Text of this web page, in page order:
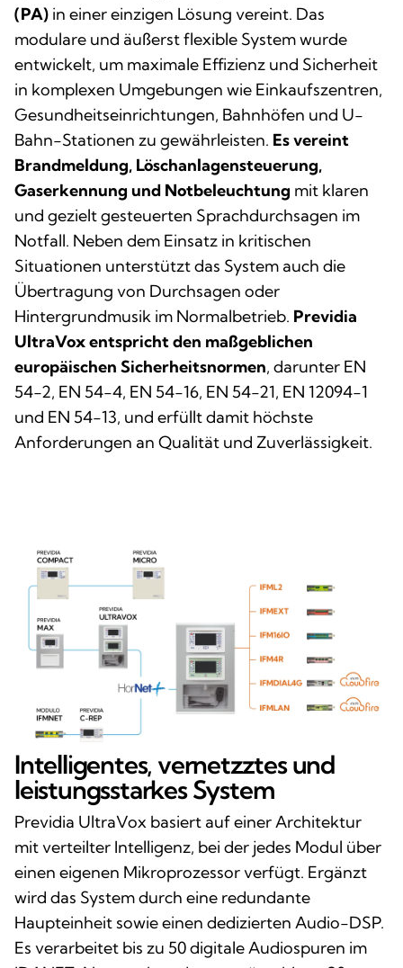
(PA) in einer einzigen Lösung vereint. Das
modulare und äußerst flexible System wurde
entwickelt, um maximale Effizienz und Sicherheit
in komplexen Umgebungen wie Einkaufszentren,
Gesundheitseinrichtungen, Bahnhöfen und U-
Bahn-Stationen zu gewährleisten. Es vereint
Brandmeldung, Löschanlagensteuerung,
Gaserkennung und Notbeleuchtung mit klaren
und gezielt gesteuerten Sprachdurchsagen im
Notfall. Neben dem Einsatz in kritischen
Situationen unterstützt das System auch die
Übertragung von Durchsagen oder
Hintergrundmusik im Normalbetrieb. Previdia
UltraVox entspricht den maßgeblichen
europäischen Sicherheitsnormen, darunter EN
54-2, EN 54-4, EN 54-16, EN 54-21, EN 12094-1
und EN 54-13, und erfüllt damit höchste
Anforderungen an Qualität und Zuverlässigkeit.
Intelligentes, vernetzztes und
leistungsstarkes System
Previdia UltraVox basiert auf einer Architektur
mit verteilter Intelligenz, bei der jedes Modul über
einen eigenen Mikroprozessor verfügt. Ergänzt
wird das System durch eine redundante
Haupteinheit sowie einen dedizierten Audio-DSP.
Es verarbeitet bis zu 50 digitale Audiospuren im